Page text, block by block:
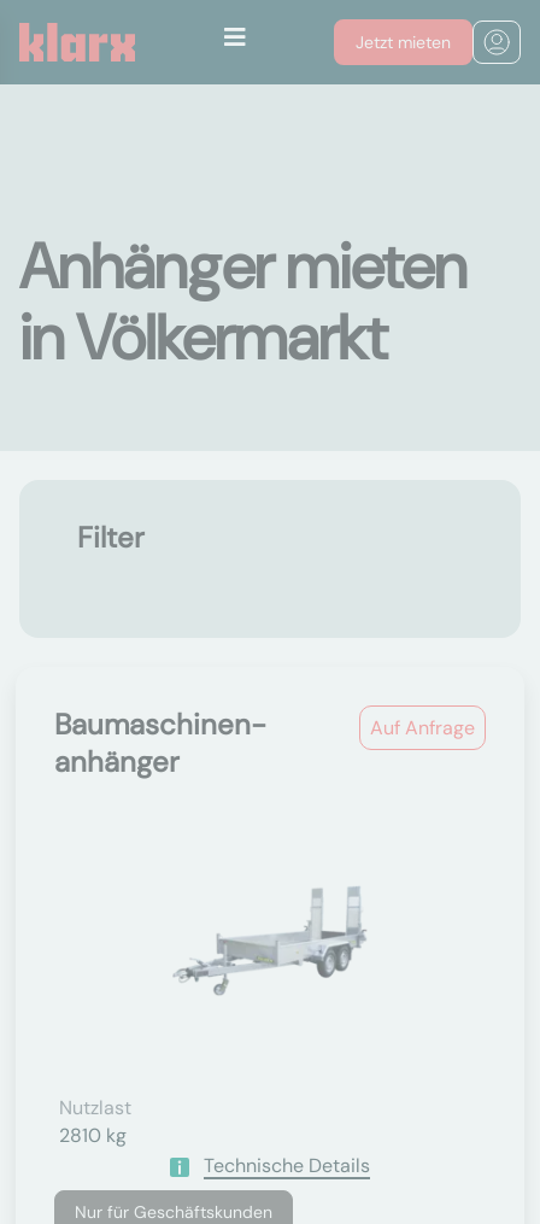
Jetzt mieten
Anhänger mieten
in Völkermarkt
Filter
Auf Anfrage
Baumaschinen-
anhänger
Nutzlast
2810 kg
Technische Details
Nur für Geschäftskunden